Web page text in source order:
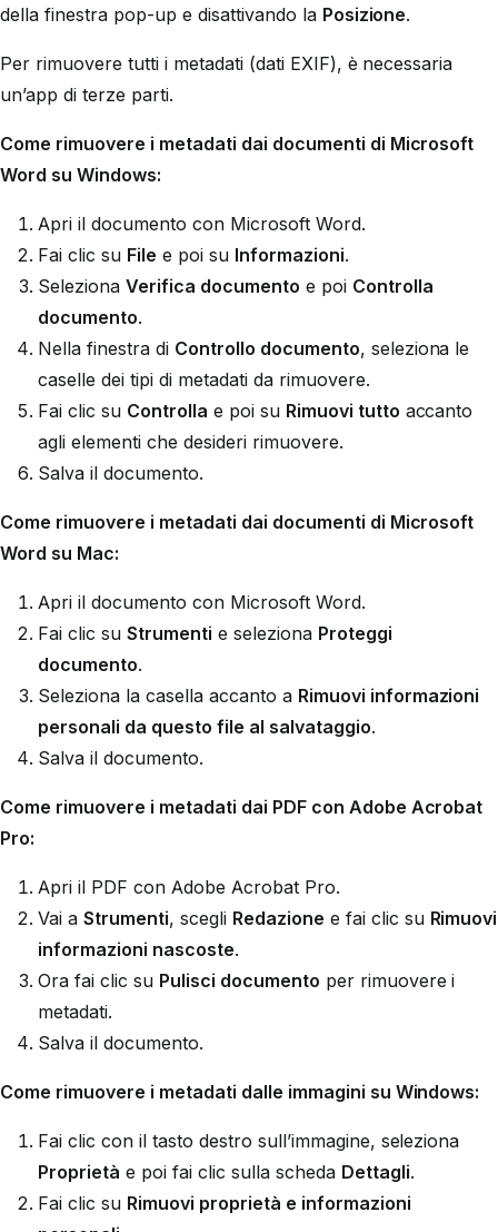
della finestra pop-up e disattivando la Posizione.
Per rimuovere tutti i metadati (dati EXIF), è necessaria
un’app di terze parti.
Come rimuovere i metadati dai documenti di Microsoft
Word su Windows:
Apri il documento con Microsoft Word.
Fai clic su File e poi su Informazioni.
Seleziona Verifica documento e poi Controlla
documento.
Nella finestra di Controllo documento, seleziona le
caselle dei tipi di metadati da rimuovere.
Fai clic su Controlla e poi su Rimuovi tutto accanto
agli elementi che desideri rimuovere.
Salva il documento.
Come rimuovere i metadati dai documenti di Microsoft
Word su Mac:
Apri il documento con Microsoft Word.
Fai clic su Strumenti e seleziona Proteggi
documento.
Seleziona la casella accanto a Rimuovi informazioni
personali da questo file al salvataggio.
Salva il documento.
Come rimuovere i metadati dai PDF con Adobe Acrobat
Pro:
Apri il PDF con Adobe Acrobat Pro.
Vai a Strumenti, scegli Redazione e fai clic su Rimuovi
informazioni nascoste.
Ora fai clic su Pulisci documento per rimuovere i
metadati.
Salva il documento.
Come rimuovere i metadati dalle immagini su Windows:
Fai clic con il tasto destro sull’immagine, seleziona
Proprietà e poi fai clic sulla scheda Dettagli.
Fai clic su Rimuovi proprietà e informazioni